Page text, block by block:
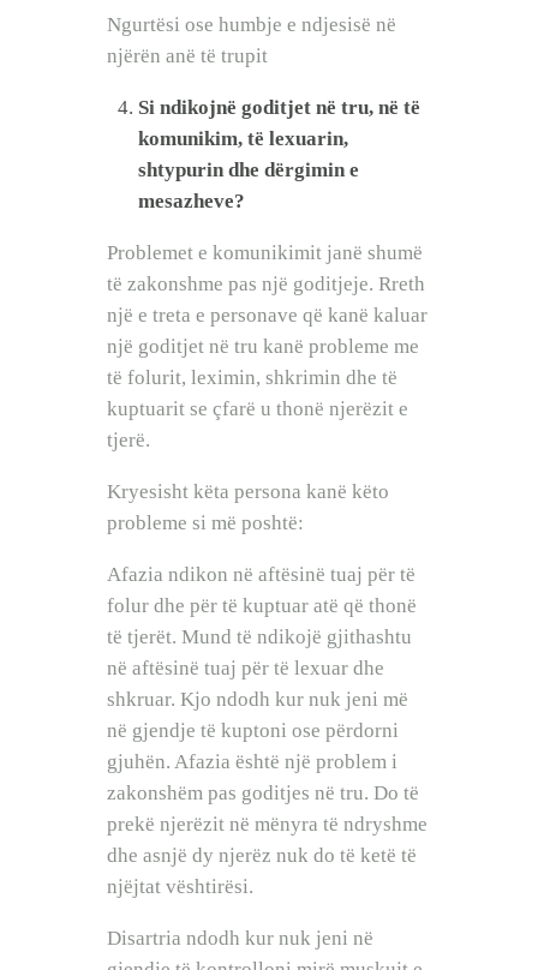
Ngurtësi ose humbje e ndjesisë në
njërën anë të trupit
Si ndikojnë goditjet në tru, në të
komunikim, të lexuarin,
shtypurin dhe dërgimin e
mesazheve?
Problemet e komunikimit janë shumë
të zakonshme pas një goditjeje. Rreth
një e treta e personave që kanë kaluar
një goditjet në tru kanë probleme me
të folurit, leximin, shkrimin dhe të
kuptuarit se çfarë u thonë njerëzit e
tjerë.
Kryesisht këta persona kanë këto
probleme si më poshtë:
Afazia ndikon në aftësinë tuaj për të
folur dhe për të kuptuar atë që thonë
të tjerët. Mund të ndikojë gjithashtu
në aftësinë tuaj për të lexuar dhe
shkruar. Kjo ndodh kur nuk jeni më
në gjendje të kuptoni ose përdorni
gjuhën. Afazia është një problem i
zakonshëm pas goditjes në tru. Do të
prekë njerëzit në mënyra të ndryshme
dhe asnjë dy njerëz nuk do të ketë të
njëjtat vështirësi.
Disartria ndodh kur nuk jeni në